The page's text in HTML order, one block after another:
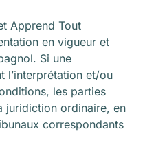
Apprend Tout
en vigueur et
Si une
l’interprétation et/ou
les parties
juridiction ordinaire, en
correspondants